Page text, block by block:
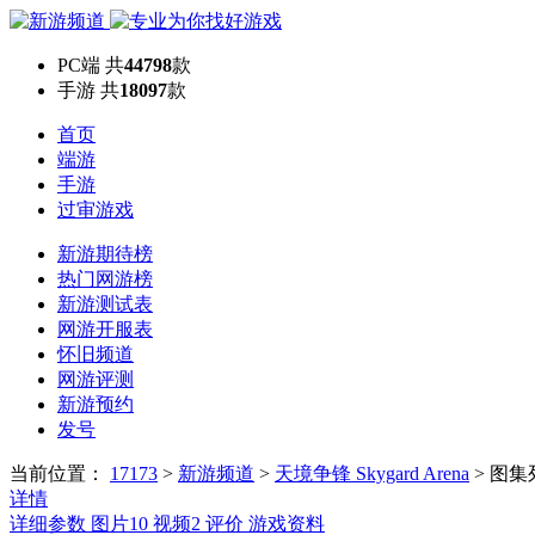
PC端 共44798款
手游 共18097款
首页
端游
手游
过审游戏
新游期待榜
热门网游榜
新游测试表
网游开服表
怀旧频道
网游评测
新游预约
发号
当前位置： 17173 > 新游频道 > 天境争锋 Skygard Arena > 图集
详情
详细参数 图片10 视频2 评价 游戏资料